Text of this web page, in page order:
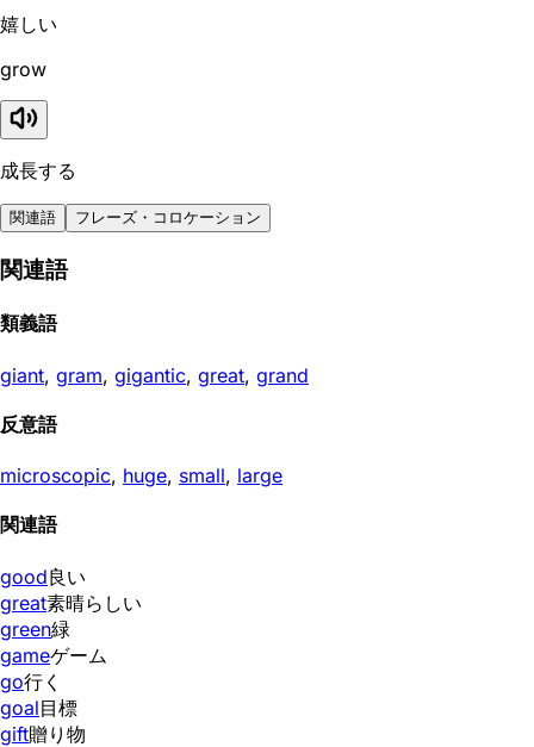
嬉しい
grow
成長する
関連語 フレーズ・コロケーション
関連語
類義語
giant, gram, gigantic, great, grand
反意語
microscopic, huge, small, large
関連語
good良い
great素晴らしい
green緑
gameゲーム
go行く
goal目標
gift贈り物